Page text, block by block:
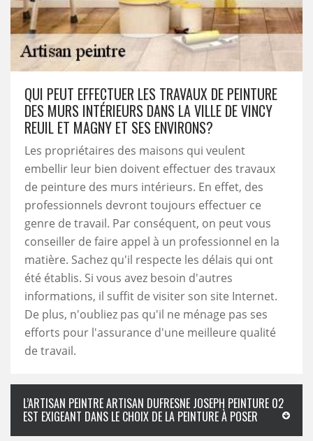
QUI PEUT EFFECTUER LES TRAVAUX DE PEINTURE
DES MURS INTÉRIEURS DANS LA VILLE DE VINCY
REUIL ET MAGNY ET SES ENVIRONS?
Les propriétaires des maisons qui veulent
embellir leur bien doivent effectuer des travaux
de peinture des murs intérieurs. En effet, des
professionnels devront toujours effectuer ce
genre de travail. Par conséquent, on peut vous
conseiller de faire appel à un professionnel en la
matière. Sachez qu'il respecte les délais qui ont
été établis. Si vous avez besoin d'autres
informations, il suffit de visiter son site Internet.
De plus, n'oubliez pas qu'il ne ménage pas ses
efforts pour l'assurance d'une meilleure qualité
de travail.
L’ARTISAN PEINTRE ARTISAN DUFRESNE JOSEPH PEINTURE 02
EST EXIGEANT DANS LE CHOIX DE LA PEINTURE À POSER